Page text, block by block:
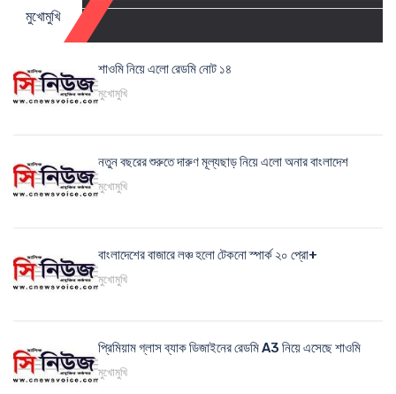
মুখোমুখি
শাওমি নিয়ে এলো রেডমি নোট ১৪
মুখোমুখি
নতুন বছরের শুরুতে দারুণ মূল্যছাড় নিয়ে এলো অনার বাংলাদেশ
মুখোমুখি
বাংলাদেশের বাজারে লঞ্চ হলো টেকনো স্পার্ক ২০ প্রো+
মুখোমুখি
প্রিমিয়াম গ্লাস ব্যাক ডিজাইনের রেডমি A3 নিয়ে এসেছে শাওমি
মুখোমুখি